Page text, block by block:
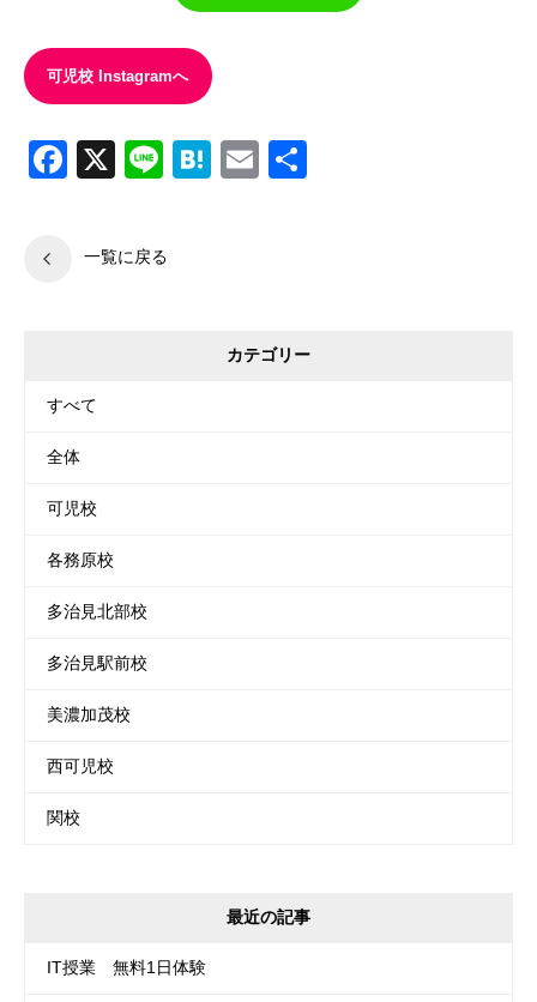
可児校 Instagramへ
Facebook
X LineHatena
Email
一覧に戻る
カテゴリー
すべて
全体
可児校
各務原校
多治見北部校
多治見駅前校
美濃加茂校
西可児校
関校
最近の記事
IT授業 無料1日体験